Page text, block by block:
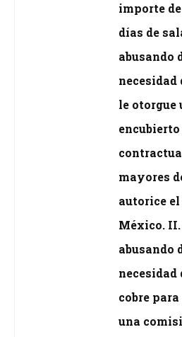
importe
días de
abusando
necesidad
le otorgue
mayores
autorice el
México.
abusando
necesidad
cobre
una